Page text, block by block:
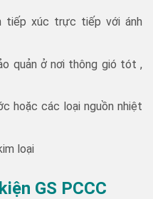
tiếp xúc trực tiếp với ánh
quản ở nơi thông gió tót ,
hoặc các loại nguồn nhiệt
loại
GS PCCC